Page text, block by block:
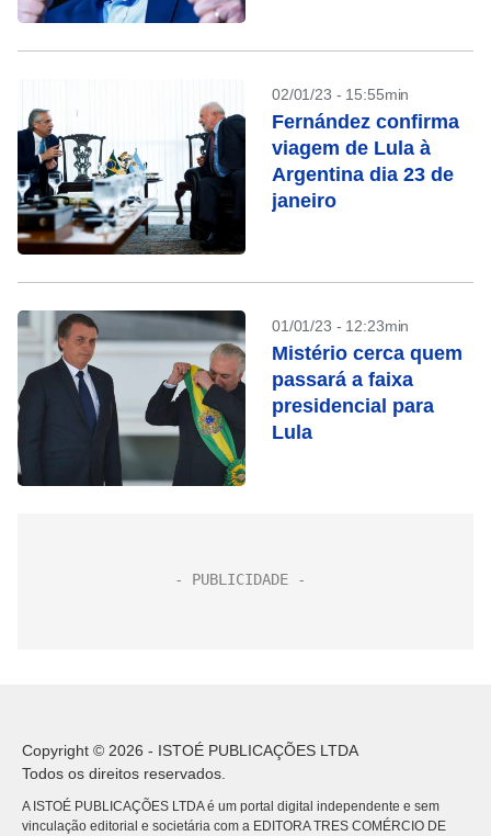
02/01/23 - 15:55min
Fernández confirma
viagem de Lula à
Argentina dia 23 de
janeiro
01/01/23 - 12:23min
Mistério cerca quem
passará a faixa
presidencial para
Lula
Copyright © 2026 - ISTOÉ PUBLICAÇÕES LTDA
Todos os direitos reservados.
A ISTOÉ PUBLICAÇÕES LTDA é um portal digital independente e sem
vinculação editorial e societária com a EDITORA TRES COMÉRCIO DE